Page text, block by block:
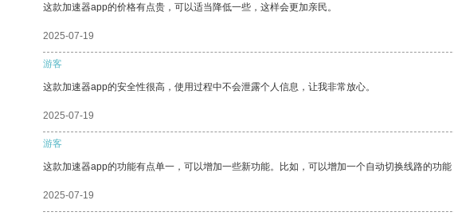
这款加速器app的价格有点贵，可以适当降低一些，这样会更加亲民。
2025-07-19
游客
这款加速器app的安全性很高，使用过程中不会泄露个人信息，让我非常放心。
2025-07-19
游客
这款加速器app的功能有点单一，可以增加一些新功能。比如，可以增加一个自动切换线路的功
2025-07-19